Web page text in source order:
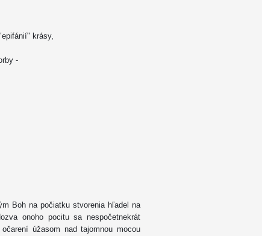
krásy,
-
Boh na počiatku stvorenia hľadel na
onoho pocitu sa nespočetnekrát
úžasom nad tajomnou mocou